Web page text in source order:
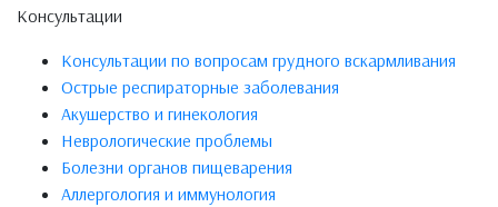
Консультации
Консультации по вопросам грудного вскармливания
Острые респираторные заболевания
Акушерство и гинекология
Неврологические проблемы
Болезни органов пищеварения
Аллергология и иммунология